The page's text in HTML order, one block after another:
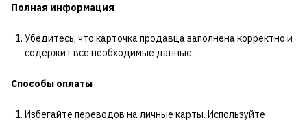
Полная информация
Убедитесь, что карточка продавца заполнена корректно и
содержит все необходимые данные.
Способы оплаты
Избегайте переводов на личные карты. Используйте